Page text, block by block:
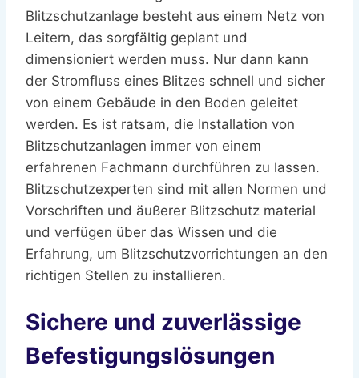
Blitzschutzanlage besteht aus einem Netz von
Leitern, das sorgfältig geplant und
dimensioniert werden muss. Nur dann kann
der Stromfluss eines Blitzes schnell und sicher
von einem Gebäude in den Boden geleitet
werden. Es ist ratsam, die Installation von
Blitzschutzanlagen immer von einem
erfahrenen Fachmann durchführen zu lassen.
Blitzschutzexperten sind mit allen Normen und
Vorschriften und äußerer Blitzschutz material
und verfügen über das Wissen und die
Erfahrung, um Blitzschutzvorrichtungen an den
richtigen Stellen zu installieren.
Sichere und zuverlässige
Befestigungslösungen